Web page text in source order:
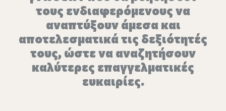
τους ενδιαφερόμενους να
αναπτύξουν άμεσα και
αποτελεσματικά τις δεξιότητές
τους, ώστε να αναζητήσουν
καλύτερες επαγγελματικές
ευκαιρίες.